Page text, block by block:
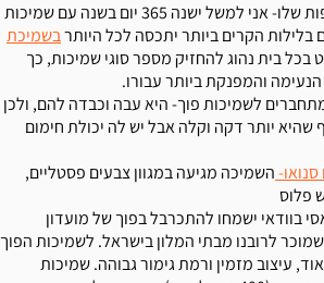
כל אחד ההרגלים וההעדפות שלו- אני למשל ישנה 365 יום בשנה עם שמיכות
בלילות הקרים ביותר יתכסה לכל היותרבשמיכת
בכל בית נהוג להחזיק מספר סוגי שמיכות, כך
והמפנקת ביותר עבורו.
לשמיכות פוך- היא עבה וכבדה להם, ולכן
יותר דקה וקלה אבל יש לה יכולת חימום
השמיכה מגיעה במגוון צבעים פסטליים,
פלוס
בוודאי ישמחו להתכרבל בפוך של מועדון
לרובנו מבתי המלון בישראל. לשמיכות הפוך
עיצוב מזמין ורמת גימור גבוהה. שמיכות